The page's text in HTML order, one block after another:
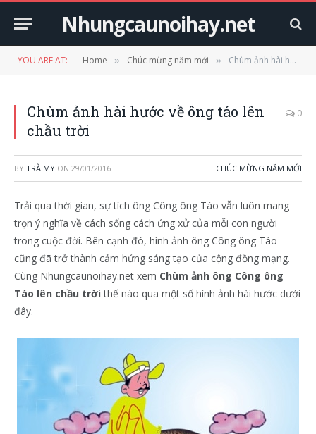
Nhungcaunoihay.net
YOU ARE AT: Home » Chúc mừng năm mới » Chùm ảnh hài hước về ông táo lên chầu trời
Chùm ảnh hài hước về ông táo lên
chầu trời
0
BY TRÀ MY ON 29/01/2016 CHÚC MỪNG NĂM MỚI
Trải qua thời gian, sự tích ông Công ông Táo vẫn luôn mang
trọn ý nghĩa về cách sống cách ứng xử của mỗi con người
trong cuộc đời. Bên cạnh đó, hình ảnh ông Công ông Táo
cũng đã trở thành cảm hứng sáng tạo của cộng đồng mạng.
Cùng Nhungcaunoihay.net xem Chùm ảnh ông Công ông
Táo lên chầu trời thế nào qua một số hình ảnh hài hước dưới
đây.